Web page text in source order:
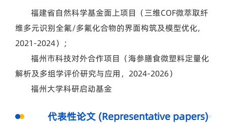
福建省自然科学基金面上项目（三维COF微萃取纤
维多元识别全氟/多氟化合物的界面构筑及模型优化,
2021-2024）；
福州市科技对外合作项目（海参膳食微塑料定量化
解析及多组学评价研究与应用，2024-2026）
福州大学科研启动基金
代表性论文 (Representative papers)